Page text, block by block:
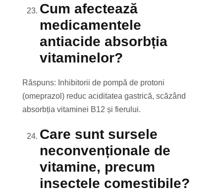
Cum afectează
medicamentele
antiacide absorbția
vitaminelor?
Răspuns: Inhibitorii de pompă de protoni
(omeprazol) reduc aciditatea gastrică, scăzând
absorbția vitaminei B12 și fierului.
Care sunt sursele
neconvenționale de
vitamine, precum
insectele comestibile?